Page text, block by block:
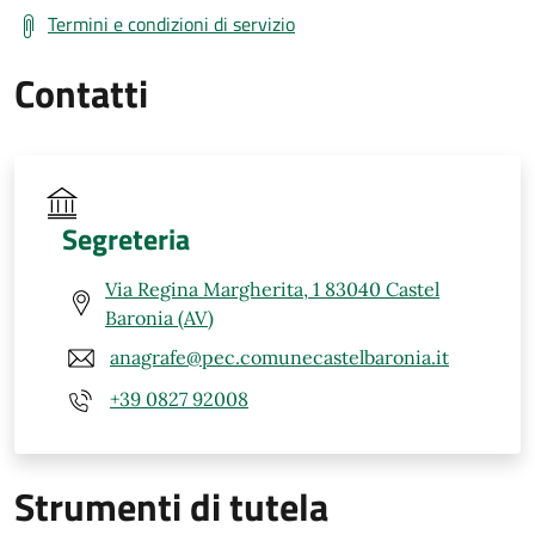
Termini e condizioni di servizio
Contatti
Segreteria
Via Regina Margherita, 1 83040 Castel
Baronia (AV)
anagrafe@pec.comunecastelbaronia.it
+39 0827 92008
Strumenti di tutela